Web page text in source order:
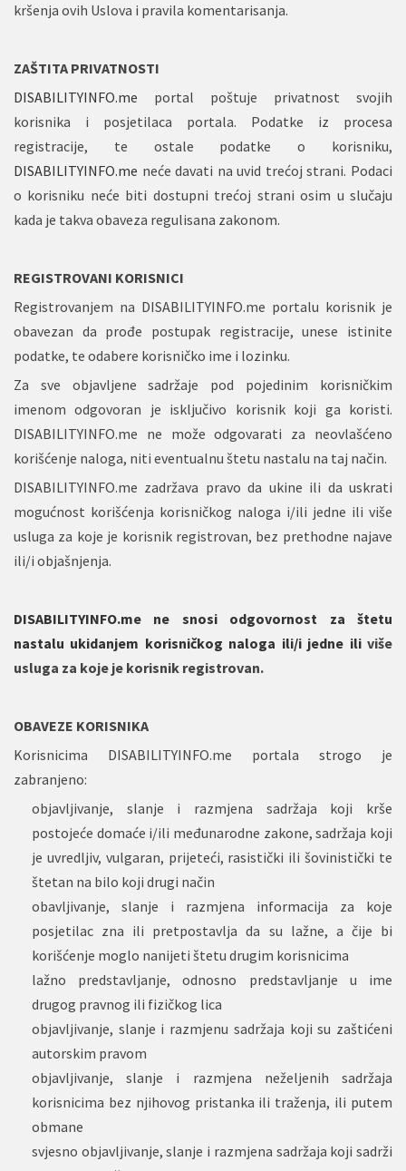
kršenja ovih Uslova i pravila komentarisanja.
ZAŠTITA PRIVATNOSTI
DISABILITYINFO.me portal poštuje privatnost svojih
korisnika i posjetilaca portala. Podatke iz procesa
registracije, te ostale podatke o korisniku,
DISABILITYINFO.me neće davati na uvid trećoj strani. Podaci
o korisniku neće biti dostupni trećoj strani osim u slučaju
kada je takva obaveza regulisana zakonom.
REGISTROVANI KORISNICI
Registrovanjem na DISABILITYINFO.me portalu korisnik je
obavezan da prođe postupak registracije, unese istinite
podatke, te odabere korisničko ime i lozinku.
Za sve objavljene sadržaje pod pojedinim korisničkim
imenom odgovoran je isključivo korisnik koji ga koristi.
DISABILITYINFO.me ne može odgovarati za neovlašćeno
korišćenje naloga, niti eventualnu štetu nastalu na taj način.
DISABILITYINFO.me zadržava pravo da ukine ili da uskrati
mogućnost korišćenja korisničkog naloga i/ili jedne ili više
usluga za koje je korisnik registrovan, bez prethodne najave
ili/i objašnjenja.
DISABILITYINFO.me ne snosi odgovornost za štetu
nastalu ukidanjem korisničkog naloga ili/i jedne ili više
usluga za koje je korisnik registrovan.
OBAVEZE KORISNIKA
Korisnicima DISABILITYINFO.me portala strogo je
zabranjeno:
objavljivanje, slanje i razmjena sadržaja koji krše
postojeće domaće i/ili međunarodne zakone, sadržaja koji
je uvredljiv, vulgaran, prijeteći, rasistički ili šovinistički te
štetan na bilo koji drugi način
obavljivanje, slanje i razmjena informacija za koje
posjetilac zna ili pretpostavlja da su lažne, a čije bi
korišćenje moglo nanijeti štetu drugim korisnicima
lažno predstavljanje, odnosno predstavljanje u ime
drugog pravnog ili fizičkog lica
objavljivanje, slanje i razmjenu sadržaja koji su zaštićeni
autorskim pravom
objavljivanje, slanje i razmjena neželjenih sadržaja
korisnicima bez njihovog pristanka ili traženja, ili putem
obmane
svjesno objavljivanje, slanje i razmjena sadržaja koji sadrži